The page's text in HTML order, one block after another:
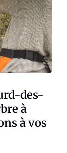
des-
à
à vos